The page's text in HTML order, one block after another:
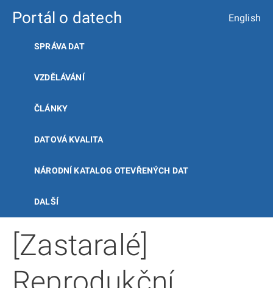
Portál o datech English
SPRÁVA DAT
VZDĚLÁVÁNÍ
ČLÁNKY
DATOVÁ KVALITA
NÁRODNÍ KATALOG OTEVŘENÝCH DAT
DALŠÍ
[Zastaralé]